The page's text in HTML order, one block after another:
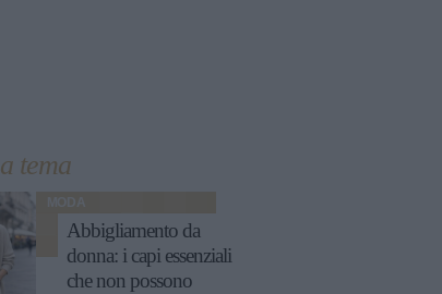
a tema
MODA
Abbigliamento da
donna: i capi essenziali
che non possono